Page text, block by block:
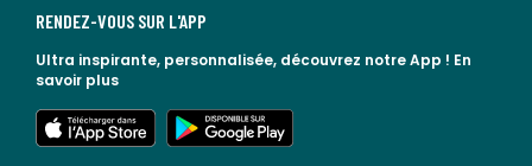
RENDEZ-VOUS SUR L'APP
Ultra inspirante, personnalisée, découvrez notre App ! En
savoir plus
lien vers l'app store
lien vers google play